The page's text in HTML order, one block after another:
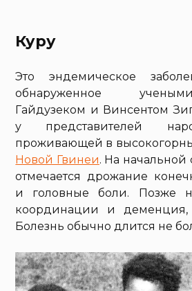
Куру
Это эндемическое
обнаруженное
Гайдузеком и Винсентом
у представителей
проживающей в
Новой Гвинеи. На начальной
отмечается дрожание
и головные боли. Позже
координации и деменция,
Болезнь обычно длится не